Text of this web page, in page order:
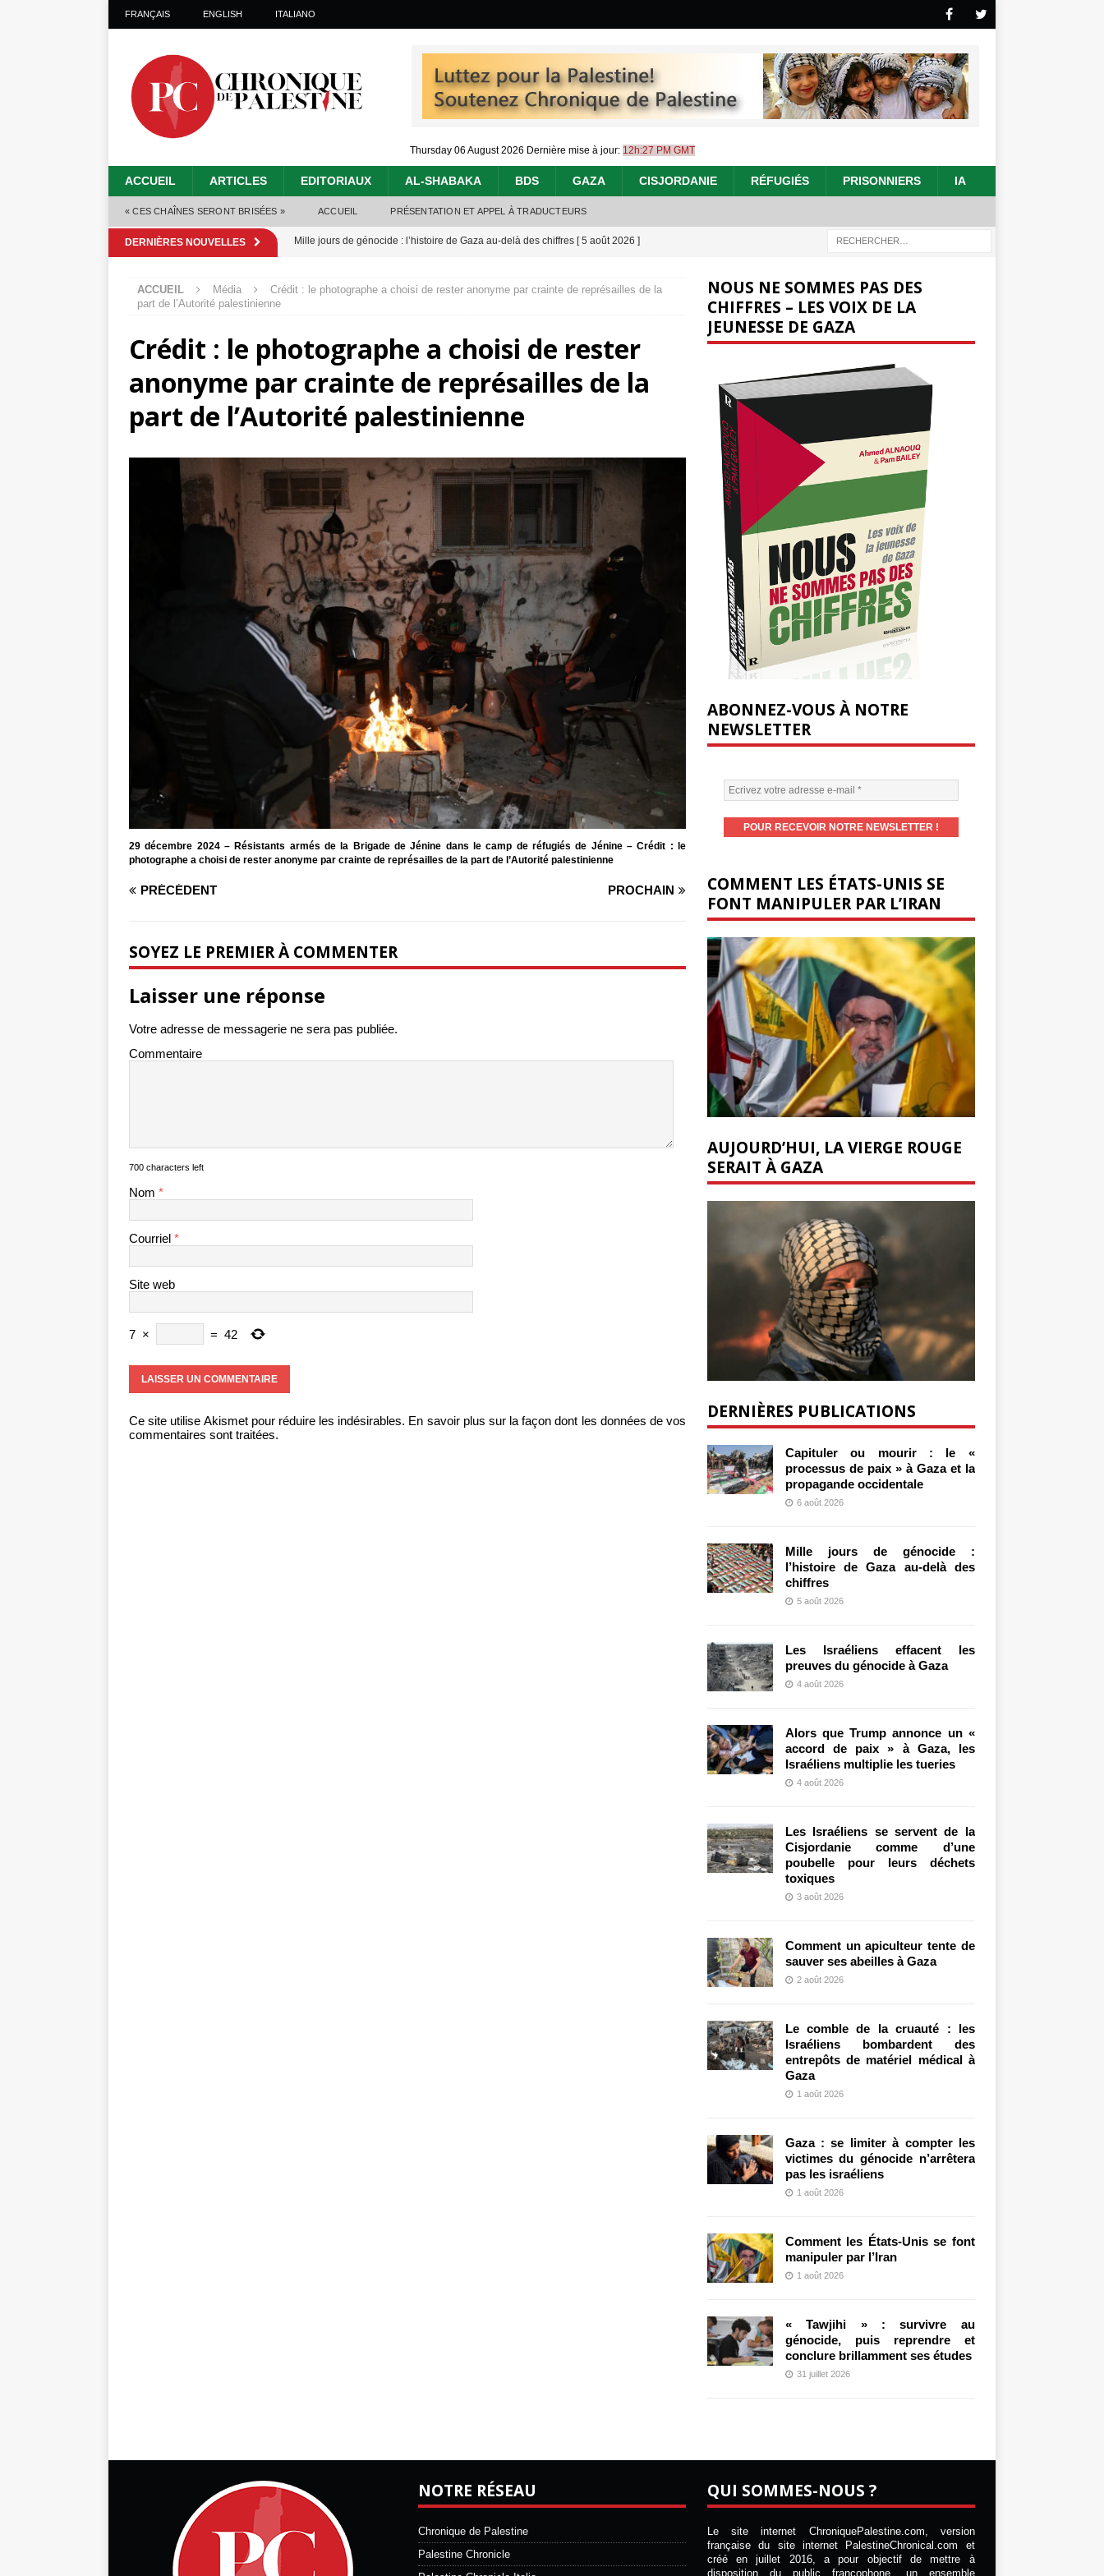
FRANÇAIS ENGLISH ITALIANO
Thursday 06 August 2026 Dernière mise à jour: 12h:27 PM GMT
ACCUEIL ARTICLES EDITORIAUX AL-SHABAKA BDS GAZA CISJORDANIE RÉFUGIÉS PRISONNIERS IA
« CES CHAÎNES SERONT BRISÉES » ACCUEIL PRÉSENTATION ET APPEL À TRADUCTEURS
DERNIÈRES NOUVELLES Mille jours de génocide : l’histoire de Gaza au-delà des chiffres [ 5 août 2026 ]
Alors que Trump annonce un « accord de paix » à Gaza, les Israéliens multiplie les
Les Israéliens se servent de la Cisjordanie comme d’une poubelle pour leurs déchets
toxiques[ 3 août 2026 ]
Capituler ou mourir : le « processus de paix » à Gaza et la propagande occidentale
ACCUEIL Média
Crédit : le photographe a choisi de rester anonyme par crainte de représailles de la
part de l’Autorité palestinienne
Crédit : le photographe a choisi de rester
anonyme par crainte de représailles de la
part de l’Autorité palestinienne
29 décembre 2024 – Résistants armés de la Brigade de Jénine dans le camp de réfugiés de Jénine – Crédit : le
photographe a choisi de rester anonyme par crainte de représailles de la part de l’Autorité palestinienne
PRÉCÉDENT PROCHAIN
SOYEZ LE PREMIER À COMMENTER
Laisser une réponse
Votre adresse de messagerie ne sera pas publiée.
Commentaire
700 characters left
Nom *
Courriel *
Site web
7 × = 42
Ce site utilise Akismet pour réduire les indésirables. En savoir plus sur la façon dont les données de vos
commentaires sont traitées.
NOUS NE SOMMES PAS DES
CHIFFRES – LES VOIX DE LA
JEUNESSE DE GAZA
ABONNEZ-VOUS À NOTRE
NEWSLETTER
COMMENT LES ÉTATS-UNIS SE
FONT MANIPULER PAR L’IRAN
AUJOURD’HUI, LA VIERGE ROUGE
SERAIT À GAZA
DERNIÈRES PUBLICATIONS
Capituler ou mourir : le «
processus de paix » à Gaza et la
propagande occidentale
6 août 2026
Mille jours de génocide :
l’histoire de Gaza au-delà des
chiffres
5 août 2026
Les Israéliens effacent les
preuves du génocide à Gaza
4 août 2026
Alors que Trump annonce un «
accord de paix » à Gaza, les
Israéliens multiplie les tueries
4 août 2026
Les Israéliens se servent de la
Cisjordanie comme d’une
poubelle pour leurs déchets
toxiques
3 août 2026
Comment un apiculteur tente de
sauver ses abeilles à Gaza
2 août 2026
Le comble de la cruauté : les
Israéliens bombardent des
entrepôts de matériel médical à
Gaza
1 août 2026
Gaza : se limiter à compter les
victimes du génocide n’arrêtera
pas les israéliens
1 août 2026
Comment les États-Unis se font
manipuler par l’Iran
1 août 2026
« Tawjihi » : survivre au
génocide, puis reprendre et
conclure brillamment ses études
31 juillet 2026
NOTRE RÉSEAU
Chronique de Palestine
Palestine Chronicle
QUI SOMMES-NOUS ?
Le site internet ChroniquePalestine.com, version
française du site internet PalestineChronical.com et
créé en juillet 2016, a pour objectif de mettre à
disposition du public francophone, un ensemble